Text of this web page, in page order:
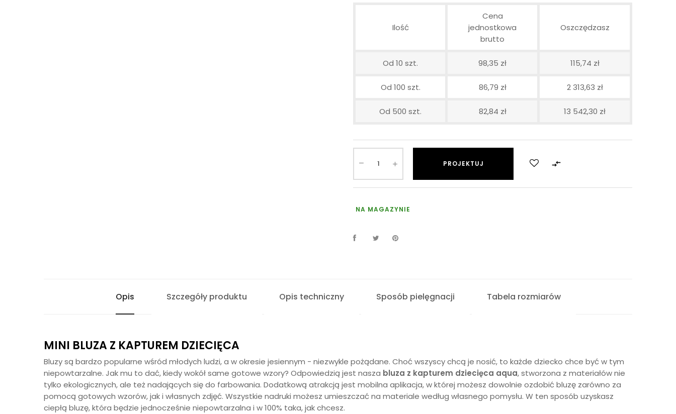
Ilość
Cena
jednostkowa
brutto
Oszczędzasz
Od 10 szt. 98,35 zł 115,74 zł
Od 100 szt. 86,79 zł 2 313,63 zł
Od 500 szt. 82,84 zł 13 542,30 zł
PROJEKTUJ 
NA MAGAZYNIE
Opis Szczegóły produktu Opis techniczny Sposób pielęgnacji Tabela rozmiarów
MINI BLUZA Z KAPTUREM DZIECIĘCA
Bluzy są bardzo popularne wśród młodych ludzi, a w okresie jesiennym - niezwykle pożądane. Choć wszyscy chcą je nosić, to każde dziecko chce być w tym
niepowtarzalne. Jak mu to dać, kiedy wokół same gotowe wzory? Odpowiedzią jest nasza bluza z kapturem dziecięca aqua, stworzona z materiałów nie
tylko ekologicznych, ale też nadających się do farbowania. Dodatkową atrakcją jest mobilna aplikacja, w której możesz dowolnie ozdobić bluzę zarówno za
pomocą gotowych wzorów, jak i własnych zdjęć. Wszystkie nadruki możesz umieszczać na materiale według własnego pomysłu. W ten sposób uzyskasz
ciepłą bluzę, która będzie jednocześnie niepowtarzalna i w 100% taka, jak chcesz.